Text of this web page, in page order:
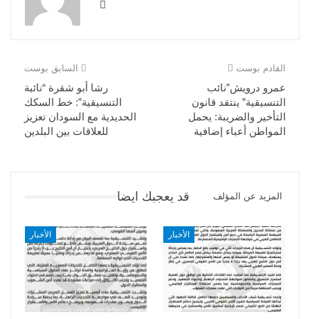
السابق بوست
رشا أبو شقرة “نائبة
التنسيقية”: خط السكك
الحديدية مع السودان تعزيز
للعلاقات بين البلدين
القادم بوست
عمرو درويش”نائب
التنسيقية” ينتقد قانون
التأخير والضريبة: يحمل
المواطن أعباء إضافية
قد يعجبك ايضا المزيد عن المؤلف
الأخبار الأخبار